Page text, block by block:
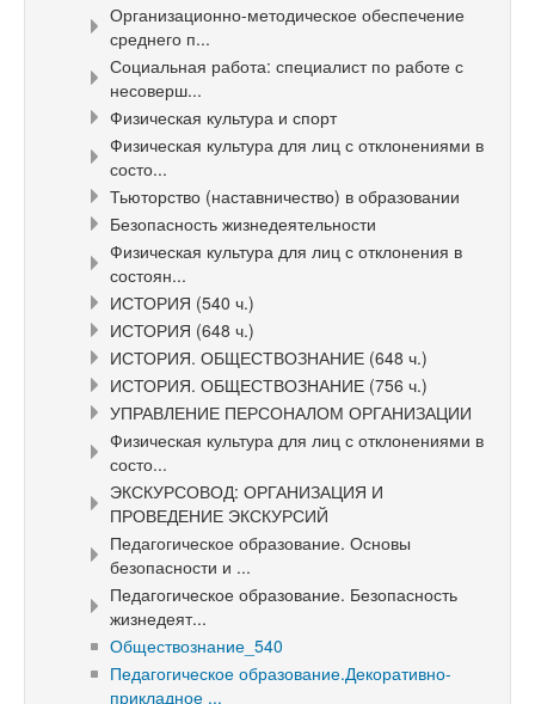
Организационно-методическое обеспечение
среднего п...
Социальная работа: специалист по работе с
несоверш...
Физическая культура и спорт
Физическая культура для лиц с отклонениями в
состо...
Тьюторство (наставничество) в образовании
Безопасность жизнедеятельности
Физическая культура для лиц с отклонения в
состоян...
ИСТОРИЯ (540 ч.)
ИСТОРИЯ (648 ч.)
ИСТОРИЯ. ОБЩЕСТВОЗНАНИЕ (648 ч.)
ИСТОРИЯ. ОБЩЕСТВОЗНАНИЕ (756 ч.)
УПРАВЛЕНИЕ ПЕРСОНАЛОМ ОРГАНИЗАЦИИ
Физическая культура для лиц с отклонениями в
состо...
ЭКСКУРСОВОД: ОРГАНИЗАЦИЯ И
ПРОВЕДЕНИЕ ЭКСКУРСИЙ
Педагогическое образование. Основы
безопасности и ...
Педагогическое образование. Безопасность
жизнедеят...
Обществознание_540
Педагогическое образование.Декоративно-
прикладное ...